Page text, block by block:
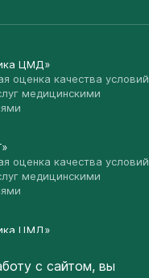
ЦМД»
оценка качества условий
медицинскими
оценка качества условий
медицинскими
ЦМД»
с сайтом, вы